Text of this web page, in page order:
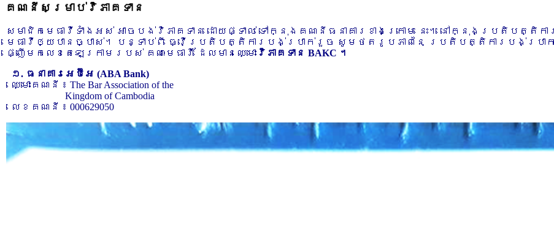
គណនីសម្រាប់វិភាគទាន
សមាជិកមេធាវីទាំងអស់ អាចបង់វិភាគទាន ដោយផ្ទាល់ ទៅក្នុងគណនីធនាគារខាងក្រោម នេះ។ នៅក្នុងប្រតិបត្តិក
មេធាវីឲ្យបានច្បាស់។ បន្ទាប់ពី ធ្វើប្រតិបត្តិការបង់ប្រាក់រួច សូមថតរូបភាពនៃ ប្រតិបត្តិការបង់ប្រាក់
ផ្ញើមកលេខតេឡេក្រាមរបស់ គណៈមេធាវី ដែលមានឈ្មោះ វិភាគទាន BAKC ។
១. ធនាគារអេប៊ីអេ (ABA Bank)
ឈ្មោះគណនី ៖ The Bar Association of the
Kingdom of Cambodia
លេខគណនី ៖ 000629050